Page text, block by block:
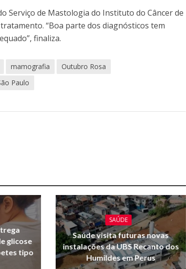
Serviço de Mastologia do Instituto do Câncer de
“Boa parte dos diagnósticos tem
finaliza.
mamografia
Outubro Rosa
Paulo
glicose
tipo
SAÚDE
Saúde visita futuras novas
instalações da UBS Recanto dos
Humildes em Perus